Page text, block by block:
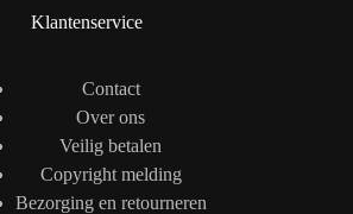
Klantenservice
Contact
Over ons
Veilig betalen
Copyright melding
Bezorging en retourneren